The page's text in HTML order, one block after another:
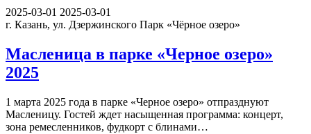
2025-03-01 2025-03-01
г. Казань, ул. Дзержинского Парк «Чёрное озеро»
Масленица в парке «Черное озеро»
2025
1 марта 2025 года в парке «Черное озеро» отпразднуют
Масленицу. Гостей ждет насыщенная программа: концерт,
зона ремесленников, фудкорт с блинами…